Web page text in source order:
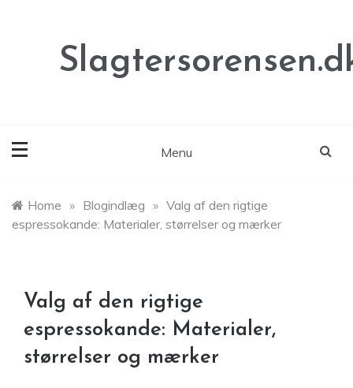
Menu
Home » Blogindlæg » Valg af den rigtige
espressokande: Materialer, størrelser og mærker
Valg af den rigtige
espressokande: Materialer,
størrelser og mærker